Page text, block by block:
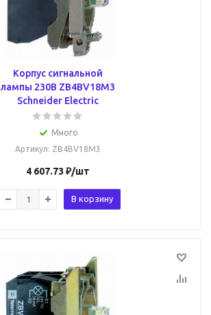
Корпус сигнальной
лампы 230В ZB4BV18M3
Schneider Electric
Много
Артикул: ZB4BV18M3
4 607.73 ₽/шт
В корзину